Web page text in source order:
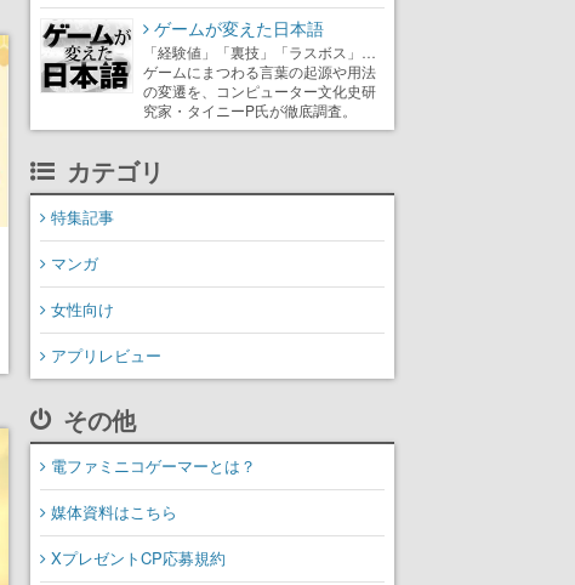
ゲームが変えた日本語
「経験値」「裏技」「ラスボス」…
ゲームにまつわる言葉の起源や用法
の変遷を、コンピューター文化史研
究家・タイニーP氏が徹底調査。
カテゴリ
特集記事
マンガ
女性向け
アプリレビュー
その他
電ファミニコゲーマーとは？
媒体資料はこちら
XプレゼントCP応募規約